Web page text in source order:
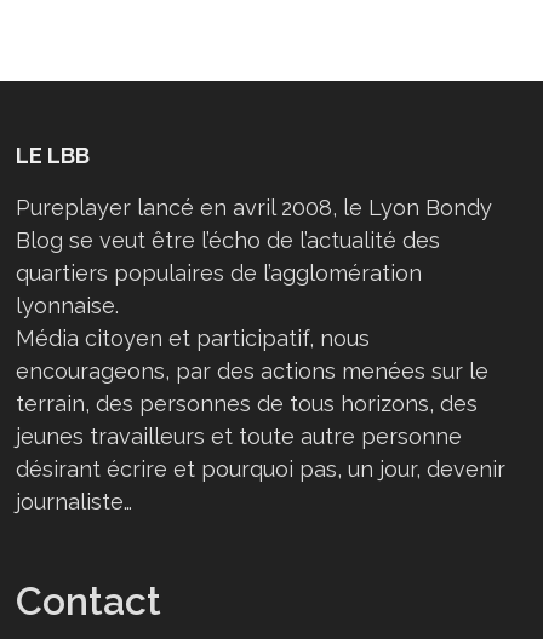
LE LBB
Pureplayer lancé en avril 2008, le Lyon Bondy
Blog se veut être l’écho de l’actualité des
quartiers populaires de l’agglomération
lyonnaise.
Média citoyen et participatif, nous
encourageons, par des actions menées sur le
terrain, des personnes de tous horizons, des
jeunes travailleurs et toute autre personne
désirant écrire et pourquoi pas, un jour, devenir
journaliste…
Contact